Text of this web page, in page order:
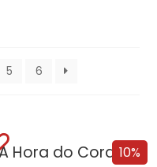
5 6
10%
A Hora do Coração